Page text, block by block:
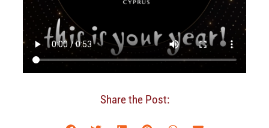
Share the Post: